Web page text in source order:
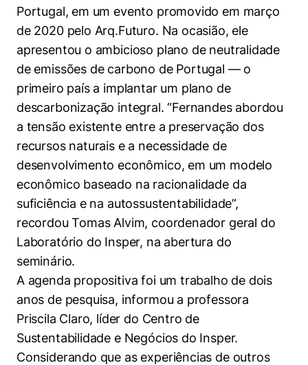
Portugal, em um evento promovido em março
de 2020 pelo Arq.Futuro. Na ocasião, ele
apresentou o ambicioso plano de neutralidade
de emissões de carbono de Portugal — o
primeiro país a implantar um plano de
descarbonização integral. “Fernandes abordou
a tensão existente entre a preservação dos
recursos naturais e a necessidade de
desenvolvimento econômico, em um modelo
econômico baseado na racionalidade da
suficiência e na autossustentabilidade”,
recordou Tomas Alvim, coordenador geral do
Laboratório do Insper, na abertura do
seminário.
A agenda propositiva foi um trabalho de dois
anos de pesquisa, informou a professora
Priscila Claro, líder do Centro de
Sustentabilidade e Negócios do Insper.
Considerando que as experiências de outros